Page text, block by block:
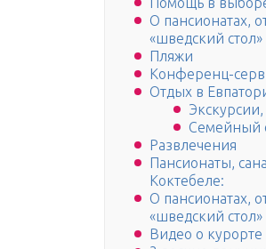
О пансионатах,
«шведский стол»
Пляжи
Конференц-
Отдых в
Семейный
Развлечения
Пансионаты,
Коктебеле:
О пансионатах,
«шведский стол»
Видео о курорте